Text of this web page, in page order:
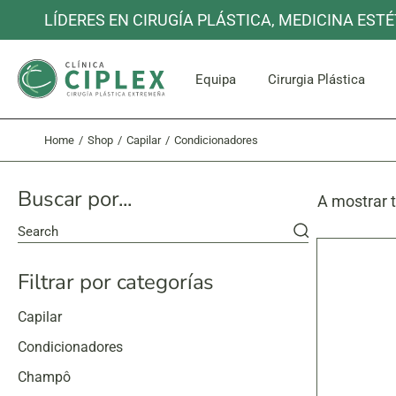
the
LÍDERES EN CIRUGÍA PLÁSTICA, MEDICINA
Equipa Cirurgia Plástica
Home Shop Capilar Condicionadores
A mostrar
Buscar por...
Search
Filtrar por categorías
Capilar
Condicionadores
Champô